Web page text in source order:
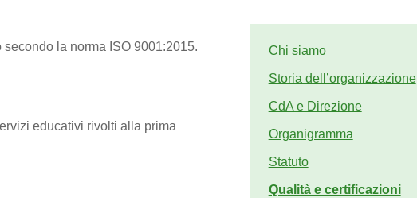
la norma ISO 9001:2015.
educativi rivolti alla prima
Chi siamo
Storia dell’organizzazione
CdA e Direzione
Organigramma
Statuto
Qualità e certificazioni